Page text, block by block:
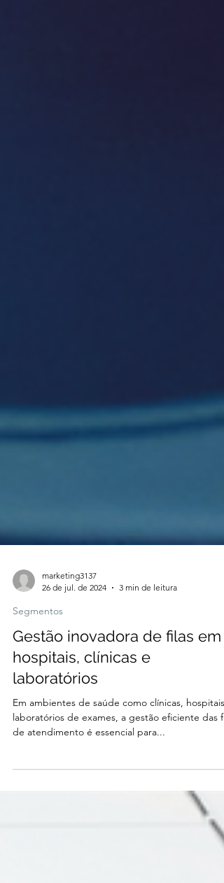
marketing3137
26 de jul. de 2024
3 min de leitura
Segmentos
hospitais, clínicas e
laboratórios
laboratórios de exames, a gestão eficiente das